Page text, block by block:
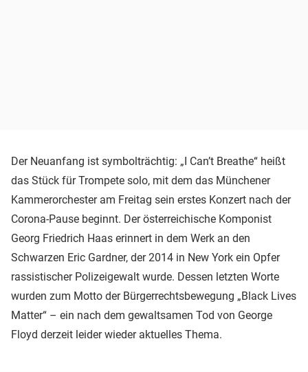
Der Neuanfang ist symbolträchtig: „I Can’t Breathe“ heißt
das Stück für Trompete solo, mit dem das Münchener
Kammerorchester am Freitag sein erstes Konzert nach der
Corona-Pause beginnt. Der österreichische Komponist
Georg Friedrich Haas erinnert in dem Werk an den
Schwarzen Eric Gardner, der 2014 in New York ein Opfer
rassistischer Polizeigewalt wurde. Dessen letzten Worte
wurden zum Motto der Bürgerrechtsbewegung „Black Lives
Matter“ – ein nach dem gewaltsamen Tod von George
Floyd derzeit leider wieder aktuelles Thema.